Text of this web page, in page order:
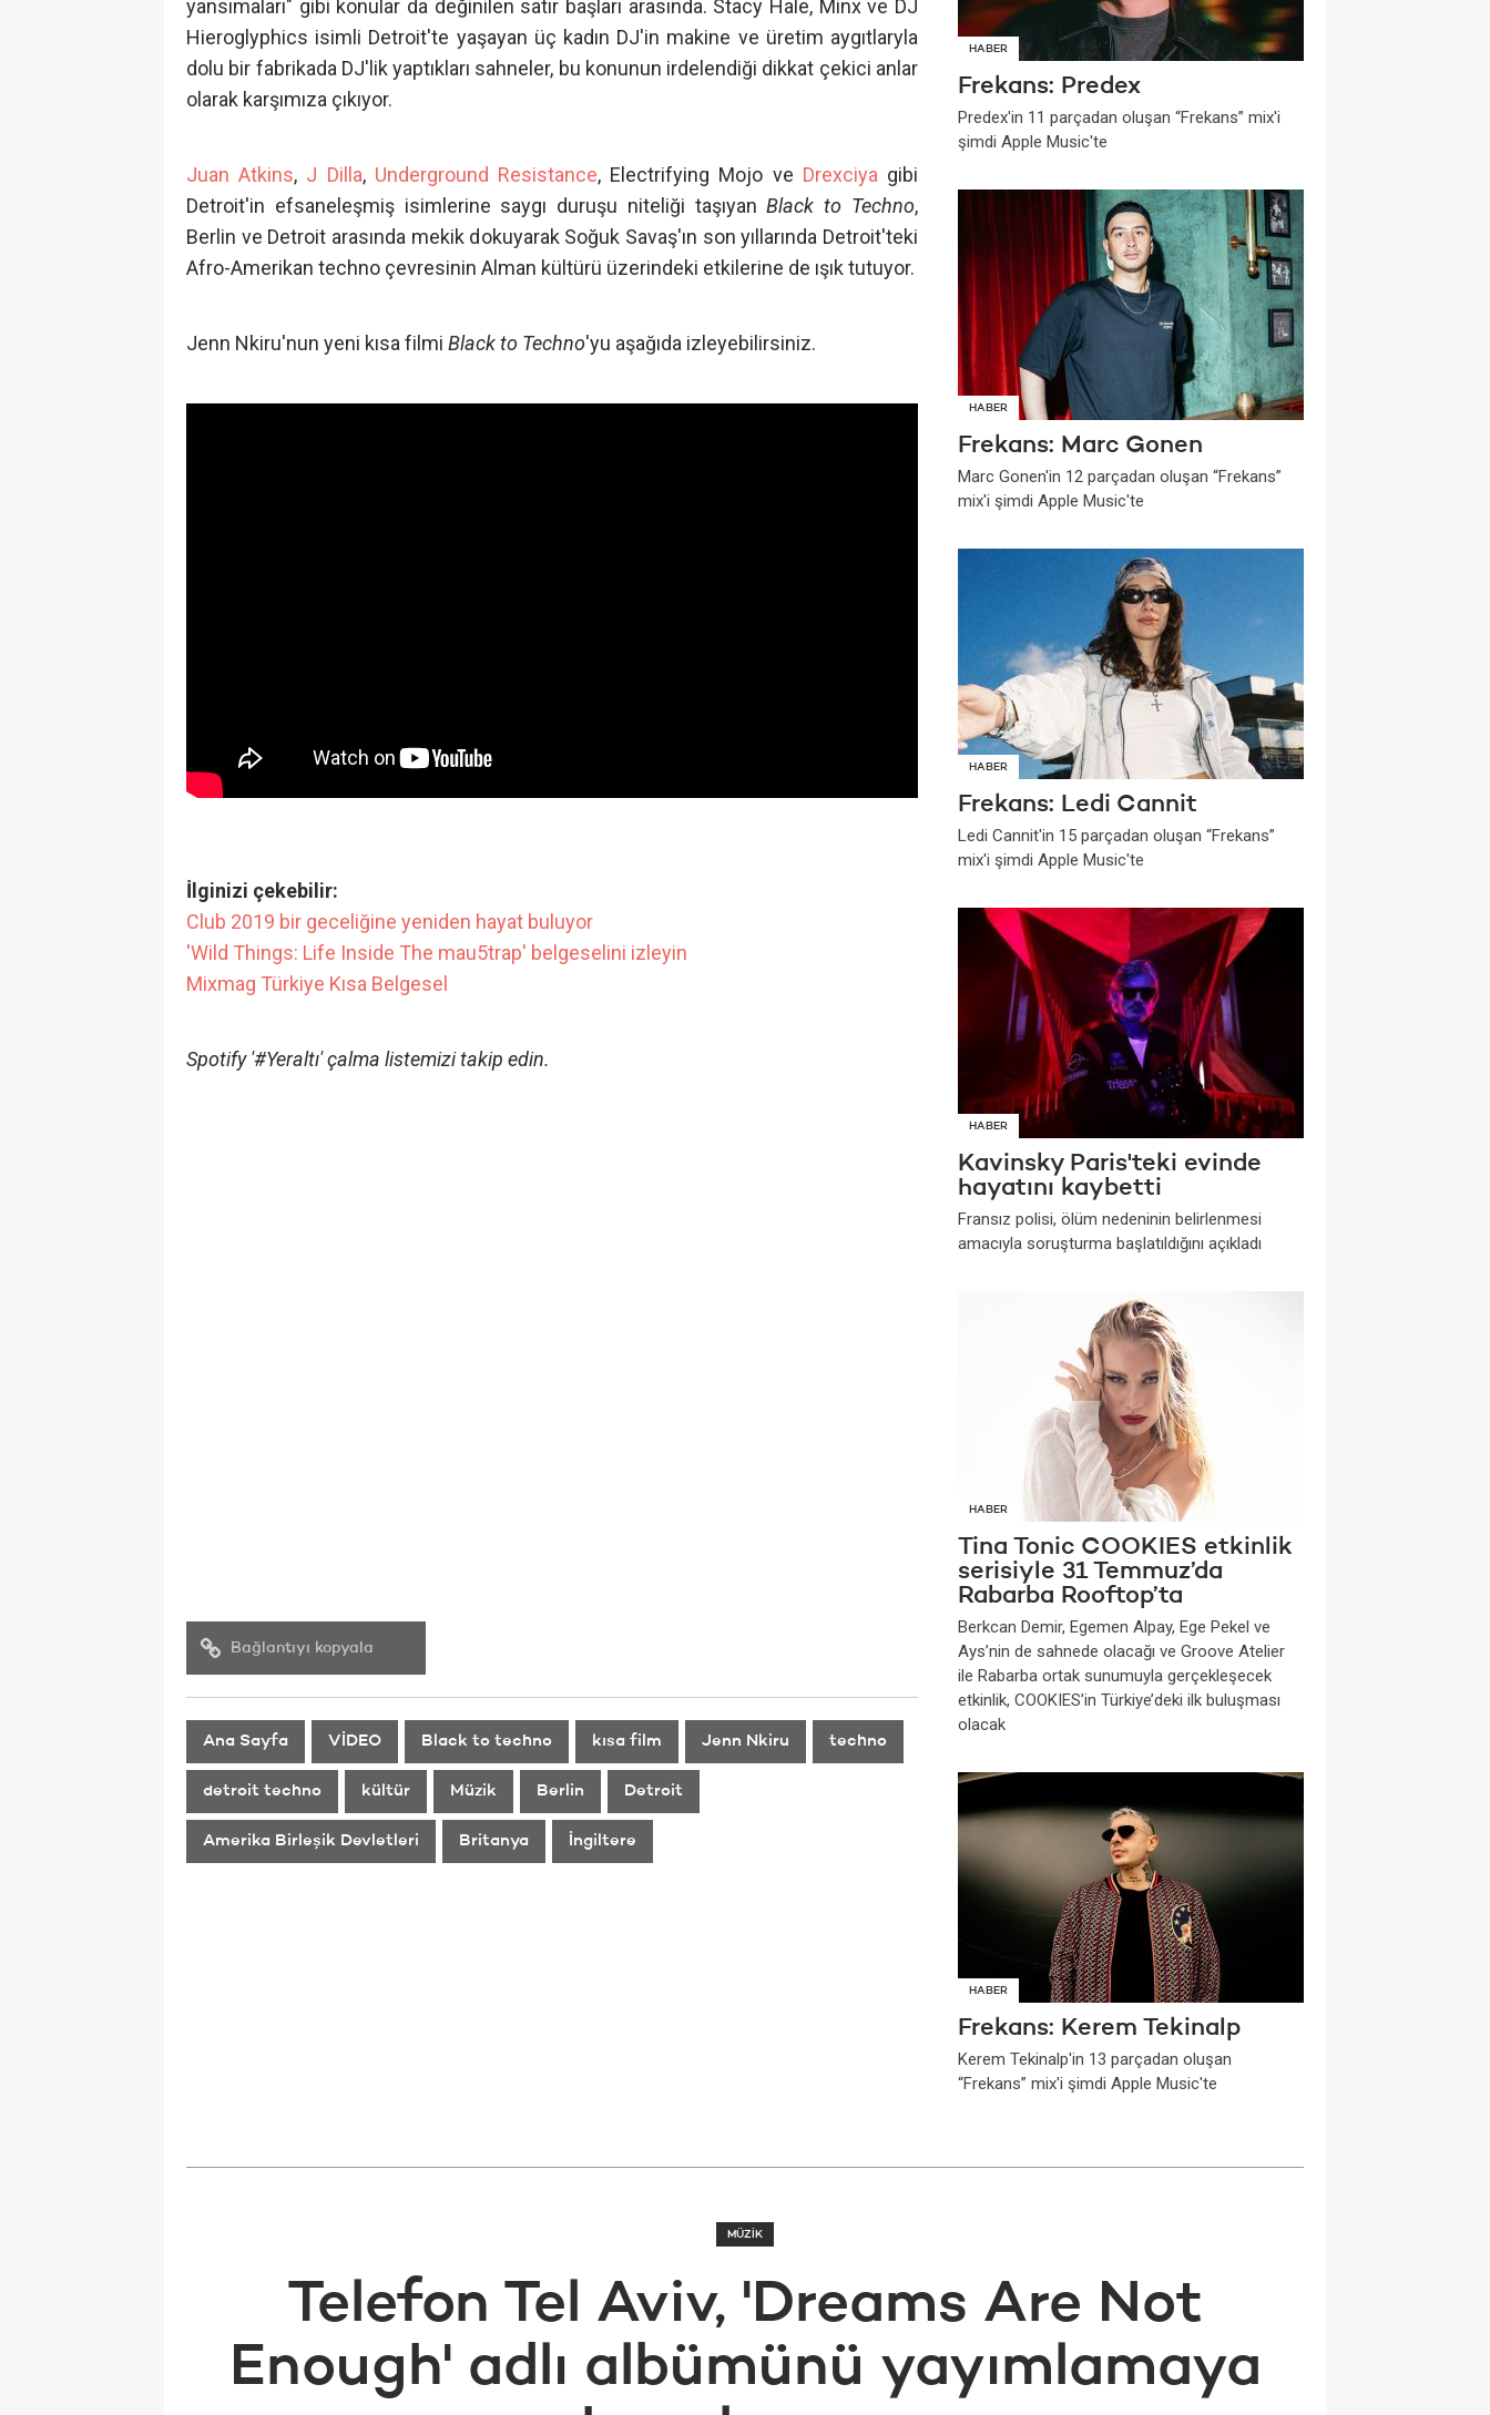
yansımaları" gibi konular da değinilen satır başları arasında. Stacy Hale, Minx ve DJ
Hieroglyphics isimli Detroit'te yaşayan üç kadın DJ'in makine ve üretim aygıtlaryla
dolu bir fabrikada DJ'lik yaptıkları sahneler, bu konunun irdelendiği dikkat çekici anlar
olarak karşımıza çıkıyor.
Juan Atkins, J Dilla, Underground Resistance, Electrifying Mojo ve Drexciya gibi
Detroit'in efsaneleşmiş isimlerine saygı duruşu niteliği taşıyanBlack to Techno,
Berlin ve Detroit arasında mekik dokuyarak Soğuk Savaş'ın son yıllarında Detroit'teki
Afro-Amerikan techno çevresinin Alman kültürü üzerindeki etkilerine de ışık tutuyor.
Jenn Nkiru'nun yeni kısa filmi Black to Techno'yu aşağıda izleyebilirsiniz.
İlginizi çekebilir:
Club 2019 bir geceliğine yeniden hayat buluyor
'Wild Things: Life Inside The mau5trap' belgeselini izleyin
Mixmag Türkiye Kısa Belgesel
Spotify '#Yeraltı' çalma listemizi takip edin.
Bağlantıyı kopyala
Ana Sayfa VİDEO Black to techno kısa film Jenn Nkiru techno
detroit techno kültür Müzik Berlin Detroit
Amerika Birleşik Devletleri Britanya İngiltere
HABER
Frekans: Predex
Predex'in 11 parçadan oluşan “Frekans” mix'i
şimdi Apple Music'te
HABER
Frekans: Marc Gonen
Marc Gonen'in 12 parçadan oluşan “Frekans”
mix'i şimdi Apple Music'te
HABER
Frekans: Ledi Cannit
Ledi Cannit'in 15 parçadan oluşan “Frekans”
mix'i şimdi Apple Music'te
HABER
Kavinsky Paris'teki evinde
hayatını kaybetti
Fransız polisi, ölüm nedeninin belirlenmesi
amacıyla soruşturma başlatıldığını açıkladı
HABER
Tina Tonic COOKIES etkinlik
serisiyle 31 Temmuz’da
Rabarba Rooftop’ta
Berkcan Demir, Egemen Alpay, Ege Pekel ve
Ays’nin de sahnede olacağı ve Groove Atelier
ile Rabarba ortak sunumuyla gerçekleşecek
etkinlik, COOKIES’in Türkiye’deki ilk buluşması
olacak
HABER
Frekans: Kerem Tekinalp
Kerem Tekinalp'in 13 parçadan oluşan
“Frekans” mix'i şimdi Apple Music'te
MÜZİK
Telefon Tel Aviv, 'Dreams Are Not
Enough' adlı albümünü yayımlamaya